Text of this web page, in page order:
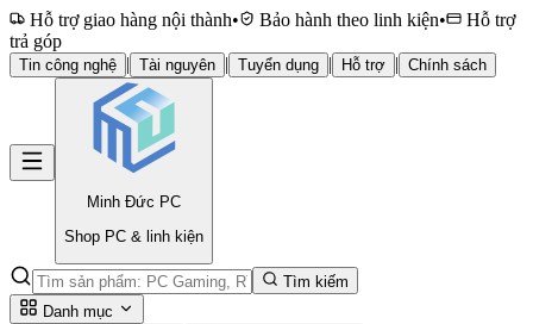
Hỗ trợ giao hàng nội thành• Bảo hành theo linh kiện•
Hỗ trợ
trả góp
Tin công nghệ | Tài nguyên | Tuyển dụng | Hỗ trợ | Chính sách
Minh Đức PC
Shop PC & linh kiện
Tìm kiếm
Danh mục